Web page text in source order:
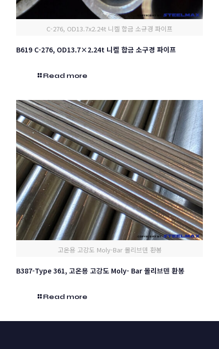
C-276, OD13.7x2.24t 니켈 합금 소규경 파이프
B619 C-276, OD13.7×2.24t 니켈 합금 소구경 파이프
Read more
고온용 고강도 Moly-Bar 몰리브덴 환봉
B387-Type 361, 고온용 고강도 Moly- Bar 몰리브덴 환봉
Read more